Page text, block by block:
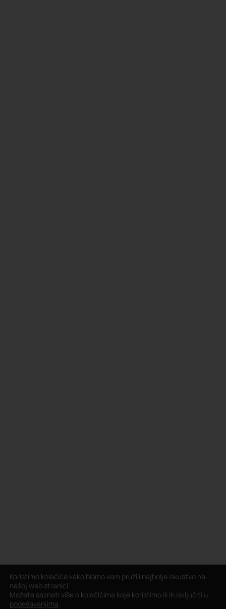
Koristimo kolačiće kako bismo vam pružili najbolje iskustvo na
našoj web stranici.
Možete saznati više o kolačićima koje koristimo ili ih isključiti u
podešavanjima.